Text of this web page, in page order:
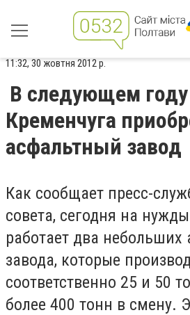
11:32, 30 жовтня 2012 р.
В следующем
Кременчуга
асфальтный завод
Как сообщает пресс-
совета, сегодня на
работает два небольших
завода, которые
соответственно 25 и 50
более 400 тонн в смену.